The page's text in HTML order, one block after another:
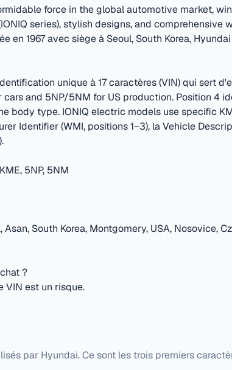
force in the global automotive market,
series), stylish designs, and comprehensive
en 1967 avec siège à Seoul, South Korea,
unique à 17 caractères (VIN) qui sert
and 5NP/5NM for US production. Position 4
body type. IONIQ electric models use specific
Identifier (WMI, positions 1–3), la Vehicle
5NP, 5NM
Asan, South Korea, Montgomery, USA, Nosovice,
?
VIN est un risque.
par Hyundai. Ce sont les trois premiers